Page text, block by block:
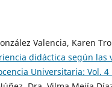
Valencia, Karen
didáctica según las
Universitaria: Vol. 4